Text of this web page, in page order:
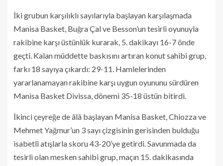
İki grubun karşılıklı sayılarıyla başlayan karşılaşmada
Manisa Basket, Buğra Çal ve Besson’un tesirli oyunuyla
rakibine karşı üstünlük kurarak, 5. dakikayı 16-7 önde
geçti. Kalan müddette baskısını artıran konut sahibi grup,
farkı 18 sayıya çıkardı: 29-11. Hamlelerinden
yararlanamayan rakibine karşı uygun oyununu sürdüren
Manisa Basket Divissa, dönemi 35-18 üstün bitirdi.
İkinci çeyreğe de âlâ başlayan Manisa Basket, Chiozza ve
Mehmet Yağmur’un 3 sayı çizgisinin gerisinden bulduğu
isabetli atışlarla skoru 43-20’ye getirdi. Savunmada da
tesirli olan mesken sahibi grup, maçın 15. dakikasında